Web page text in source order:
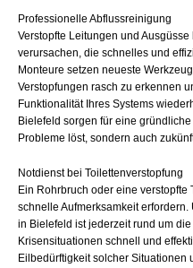
Professionelle Abflussreinigung
Verstopfte Leitungen und
verursachen, die schnelles und
Monteure setzen neueste
Verstopfungen rasch zu erkennen
Funktionalität Ihres Systems
Bielefeld sorgen für eine
Probleme löst, sondern auch
Notdienst bei Toilettenverstopfung
Ein Rohrbruch oder eine verstopfte
schnelle Aufmerksamkeit
in Bielefeld ist jederzeit rund um
Krisensituationen schnell und
Eilbedürftigkeit solcher Situationen